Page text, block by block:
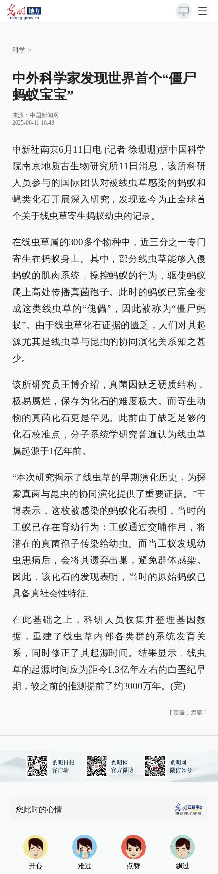
科学 >
中外科学家发现世界首个“僵尸
蚂蚁宝宝”
来源： 中国新闻网
2025-06-11 16:43
中新社南京6月11日电 (记者 徐珊珊)据中国科学
院南京地质古生物研究所11日消息，该所科研
人员参与的国际团队对被线虫草感染的蚂蚁和
蝇类化石开展深入研究，发现迄今为止全球首
个关于线虫草寄生蚂蚁幼虫的记录。
在线虫草属的300多个物种中，近三分之一专门
寄生在蚂蚁身上。其中，部分线虫草能够入侵
蚂蚁的肌肉系统，操控蚂蚁的行为，驱使蚂蚁
爬上高处传播真菌孢子。此时的蚂蚁已完全变
成这类线虫草的“傀儡”，因此被称为“僵尸蚂
蚁”。由于线虫草化石证据的匮乏，人们对其起
源尤其是线虫草与昆虫的协同演化关系知之甚
少。
该所研究员王博介绍，真菌因缺乏硬质结构，
极易腐烂，保存为化石的难度极大。而寄生动
物的真菌化石更是罕见。此前由于缺乏足够的
化石校准点，分子系统学研究普遍认为线虫草
属起源于1亿年前。
“本次研究揭示了线虫草的早期演化历史，为探
索真菌与昆虫的协同演化提供了重要证据。”王
博表示，这枚被感染的蚂蚁化石表明，当时的
工蚁已存在育幼行为：工蚁通过交哺作用，将
潜在的真菌孢子传染给幼虫。而当工蚁发现幼
虫患病后，会将其遗弃出巢，避免群体感染。
因此，该化石的发现表明，当时的原始蚂蚁已
具备真社会性特征。
在此基础之上，科研人员收集并整理基因数
据，重建了线虫草内部各类群的系统发育关
系，同时修正了其起源时间。结果显示，线虫
草的起源时间应为距今1.3亿年左右的白垩纪早
期，较之前的推测提前了约3000万年。(完)
[ 责编：袁晴 ]
您此时的心情
开心 难过 点赞 飘过